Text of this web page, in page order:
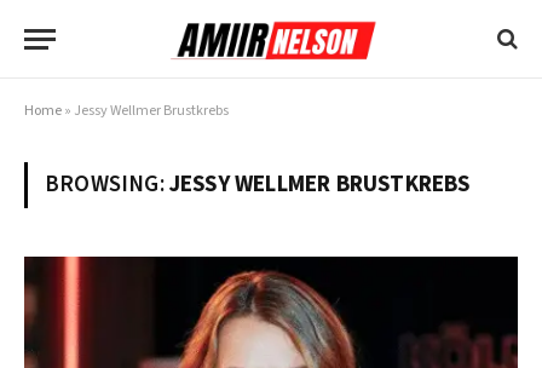
Home» Jessy Wellmer Brustkrebs
BROWSING:JESSY WELLMER BRUSTKREBS